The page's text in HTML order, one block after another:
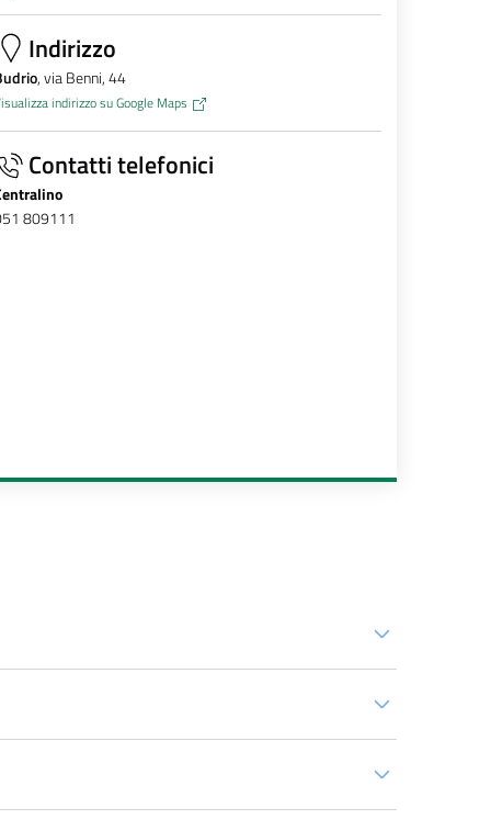
Indirizzo
, via Benni, 44
indirizzo su Google Maps
Contatti telefonici
809111